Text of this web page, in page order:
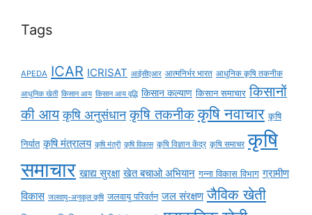
Tags
APEDA ICAR ICRISAT आईसीएआर आत्मनिर्भर भारत आधुनिक कृषि तकनीक
आधुनिक खेती किसान आय किसान आय वृद्धि किसान कल्याण किसान समाचार किसानों
की आय कृषि अनुसंधान कृषि तकनीक कृषि नवाचार कृषि
निर्यात कृषि मंत्रालय कृषि मंत्री कृषि विकास कृषि विज्ञान केंद्र कृषि समाचर कृषि
समाचार खाद्य सुरक्षा खेत बचाओ अभियान गन्ना विकास विभाग ग्रामीण
विकास जलवायु-अनुकूल कृषि जलवायु परिवर्तन जल संरक्षण जैविक खेती